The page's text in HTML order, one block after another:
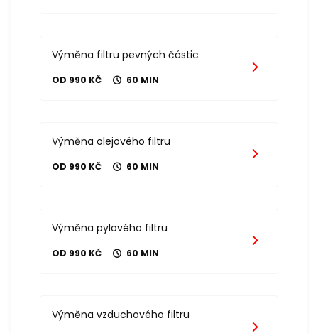
Výměna filtru pevných částic
OD 990 KČ 60 MIN
Výměna olejového filtru
OD 990 KČ 60 MIN
Výměna pylového filtru
OD 990 KČ 60 MIN
Výměna vzduchového filtru